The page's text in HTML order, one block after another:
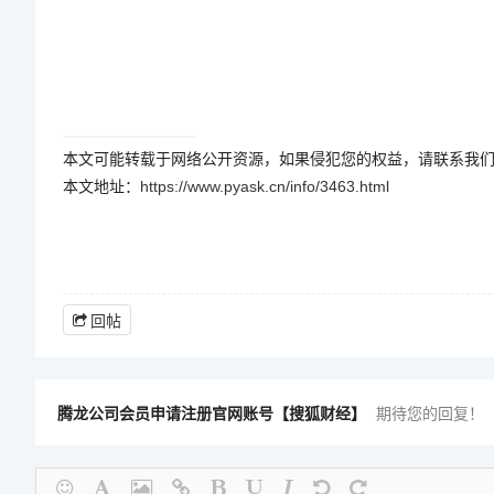
本文可能转载于网络公开资源，如果侵犯您的权益，请联系我们
本文地址： https://www.pyask.cn/info/3463.html
回帖
腾龙公司会员申请注册官网账号【搜狐财经】 期待您的回复！